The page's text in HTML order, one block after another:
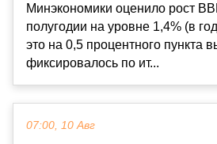
Минэкономики оценило рост
полугодии на уровне 1,4% (в
это на 0,5 процентного пункта
фиксировалось по ит...
07:00, 10 Авг